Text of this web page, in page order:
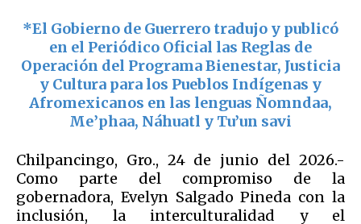
*El Gobierno de Guerrero tradujo y publicó
en el Periódico Oficial las Reglas de
Operación del Programa Bienestar, Justicia
y Cultura para los Pueblos Indígenas y
Afromexicanos en las lenguas Ñomndaa,
Me’phaa, Náhuatl y Tu’un savi
Chilpancingo, Gro., 24 de junio del 2026.-
Como parte del compromiso de la
gobernadora, Evelyn Salgado Pineda con la
inclusión, la interculturalidad y el